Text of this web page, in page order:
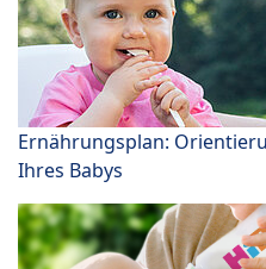
Ernährungsplan:
Ihres Babys